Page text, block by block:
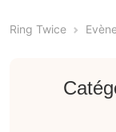
Ring Twice